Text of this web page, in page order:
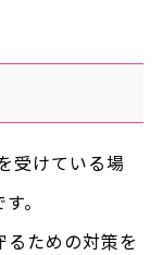
受けている場
。
るための対策を